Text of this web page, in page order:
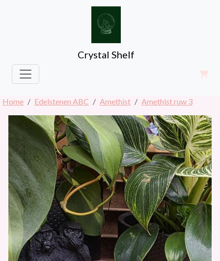
Crystal Shelf
Home Edelstenen ABC Amethist Amethist ruw 3